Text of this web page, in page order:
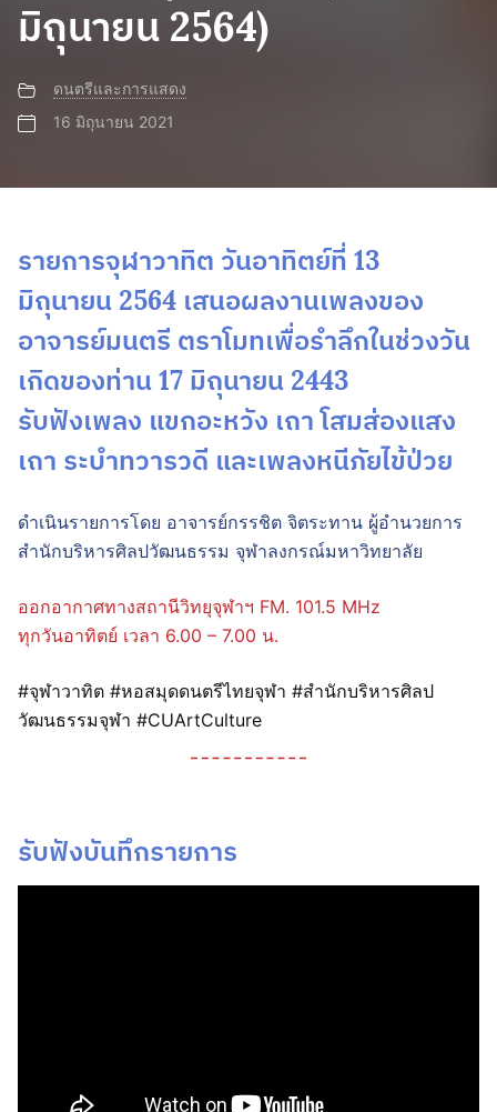
มิถุนายน 2564)
ดนตรีและการแสดง
16 มิถุนายน 2021
รายการจุฬาวาทิต วันอาทิตย์ที่ 13
มิถุนายน 2564 เสนอผลงานเพลงของ
อาจารย์มนตรี ตราโมทเพื่อรำลึกในช่วงวัน
เกิดของท่าน 17 มิถุนายน 2443
รับฟังเพลง แขกอะหวัง เถา โสมส่องแสง
เถา ระบำทวารวดี และเพลงหนีภัยไข้ป่วย
ดำเนินรายการโดย อาจารย์กรรชิต จิตระทาน ผู้อำนวยการ
สำนักบริหารศิลปวัฒนธรรม จุฬาลงกรณ์มหาวิทยาลัย
ออกอากาศทางสถานีวิทยุจุฬาฯ FM. 101.5 MHz
ทุกวันอาทิตย์ เวลา 6.00 – 7.00 น.
#จุฬาวาทิต #หอสมุดดนตรีไทยจุฬา #สำนักบริหารศิลป
วัฒนธรรมจุฬา #CUArtCulture
รับฟังบันทึกรายการ